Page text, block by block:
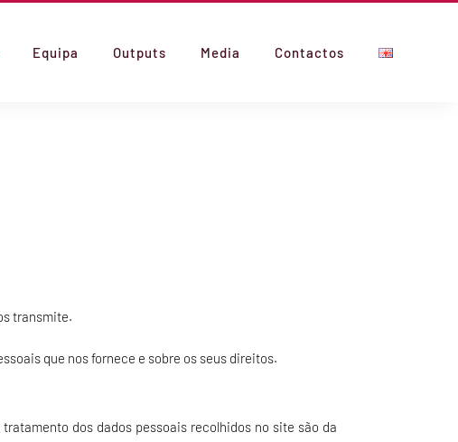
Equipa Outputs Media Contactos
transmite.
que nos fornece e sobre os seus direitos.
dos dados pessoais recolhidos no site são da